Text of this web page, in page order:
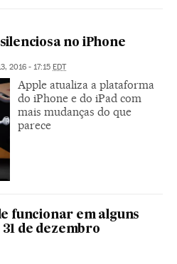
silenciosa no iPhone
2016 - 17:15 EDT
Apple atualiza a plataforma
do iPhone e do iPad com
mais mudanças do que
parece
funcionar em alguns
de dezembro